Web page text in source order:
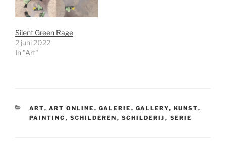
Silent Green Rage
2 juni 2022
In "Art"
CATEGORIEËN
ART, ART ONLINE , GALERIE , GALLERY, KUNST,
PAINTING , SCHILDEREN , SCHILDERIJ , SERIE